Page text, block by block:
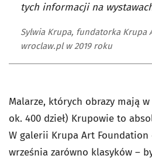
tych informacji na
Sylwia Krupa, fundatorka Krupa
wroclaw.pl w 2019 roku
Malarze, których obrazy mają
ok. 400 dzieł) Krupowie to
W galerii Krupa Art Foundation
września zarówno klasyków –